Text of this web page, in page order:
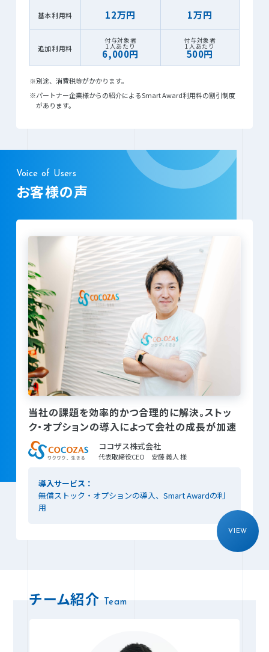
基本利用料 12万円 1万円
追加利用料
付与対象者
1人あたり
6,000円
付与対象者
1人あたり
500円
※別途、消費税等がかかります。
※パートナー企業様からの紹介によるSmart Award利用料の割引制度
があります。
Voice of Users
お客様の声
当社の課題を効率的かつ合理的に解決。ストッ
ク・オプションの導入によって会社の成長が加速
ココザス株式会社
代表取締役CEO 安藤 義人 様
導入サービス：
無償ストック・オプションの導入、Smart Awardの利
用
VIEW
チーム紹介 Team